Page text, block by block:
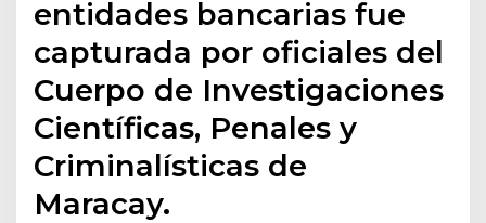
entidades bancarias fue
capturada por oficiales del
Cuerpo de Investigaciones
Científicas, Penales y
Criminalísticas de
Maracay.